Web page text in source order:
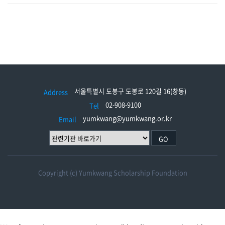
Address
서울특별시 도봉구 도봉로 120길 16(창동)
Tel
02-908-9100
Email
yumkwang@yumkwang.or.kr
GO
Copyright (c) Yumkwang Scholarship Foundation